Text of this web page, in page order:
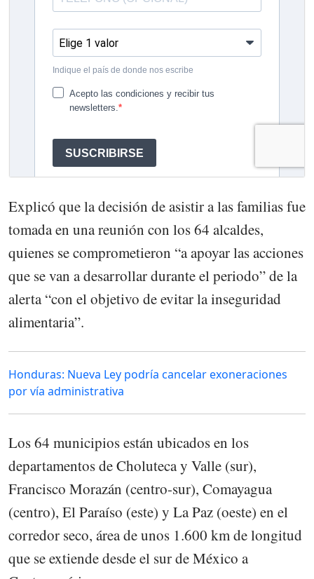
Explicó que la decisión de asistir a las familias fue
tomada en una reunión con los 64 alcaldes,
quienes se comprometieron “a apoyar las acciones
que se van a desarrollar durante el periodo” de la
alerta “con el objetivo de evitar la inseguridad
alimentaria”.
Honduras: Nueva Ley podría cancelar exoneraciones
por vía administrativa
Los 64 municipios están ubicados en los
departamentos de Choluteca y Valle (sur),
Francisco Morazán (centro-sur), Comayagua
(centro), El Paraíso (este) y La Paz (oeste) en el
corredor seco, área de unos 1.600 km de longitud
que se extiende desde el sur de México a